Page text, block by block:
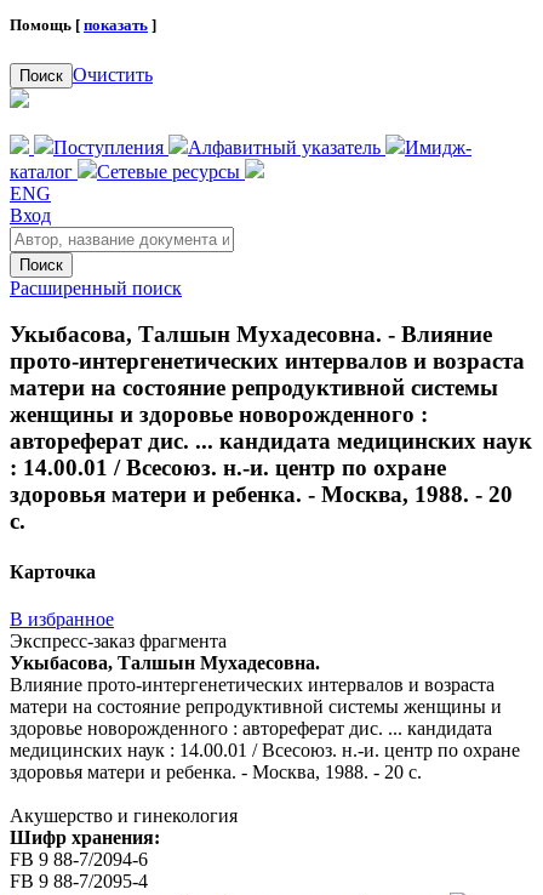
Помощь [ показать ]
Поиск Очистить
Поступления Алфавитный указатель
Имидж-
каталог
Сетевые ресурсы
ENG
Вход
Поиск
Расширенный поиск
Укыбасова, Талшын Мухадесовна. - Влияние
прото-интергенетических интервалов и возраста
матери на состояние репродуктивной системы
женщины и здоровье новорожденного :
автореферат дис. ... кандидата медицинских наук
: 14.00.01 / Всесоюз. н.-и. центр по охране
здоровья матери и ребенка. - Москва, 1988. - 20
с.
Карточка
В избранное
Экспресс-заказ фрагмента
Укыбасова, Талшын Мухадесовна.
Влияние прото-интергенетических интервалов и возраста
матери на состояние репродуктивной системы женщины и
здоровье новорожденного : автореферат дис. ... кандидата
медицинских наук : 14.00.01 / Всесоюз. н.-и. центр по охране
здоровья матери и ребенка. - Москва, 1988. - 20 с.
Акушерство и гинекология
Шифр хранения:
FB 9 88-7/2094-6
FB 9 88-7/2095-4